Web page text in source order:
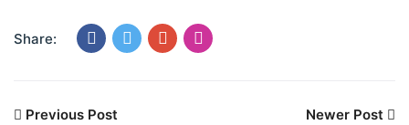
Share:
Previous Post Newer Post